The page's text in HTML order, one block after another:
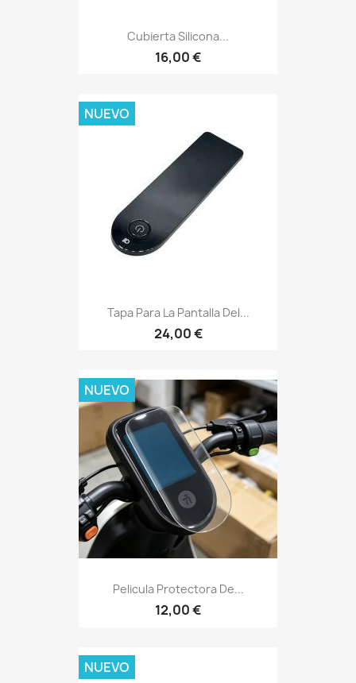
Cubierta Silicona...
16,00 €
Tapa Para La Pantalla Del...
24,00 €
NUEVO
Pelicula Protectora De...
12,00 €
NUEVO
NUEVO